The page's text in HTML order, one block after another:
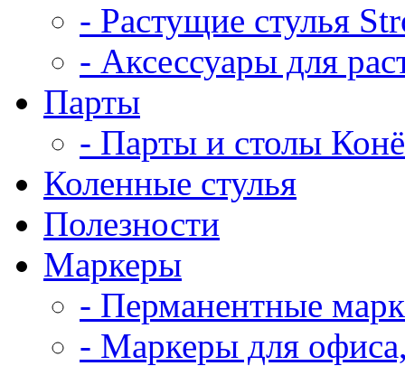
- Растущие стулья
- Аксессуары для
Парты
- Парты и столы
Коленныe стулья
Полезности
Маркеры
- Перманентные
- Маркеры для